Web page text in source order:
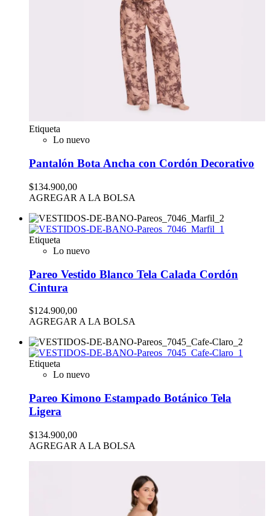
Etiqueta
Lo nuevo
Pantalón Bota Ancha con Cordón Decorativo
$134.900,00
AGREGAR A LA BOLSA
Etiqueta
Lo nuevo
Pareo Vestido Blanco Tela Calada Cordón
Cintura
$124.900,00
AGREGAR A LA BOLSA
Etiqueta
Lo nuevo
Pareo Kimono Estampado Botánico Tela
Ligera
$134.900,00
AGREGAR A LA BOLSA